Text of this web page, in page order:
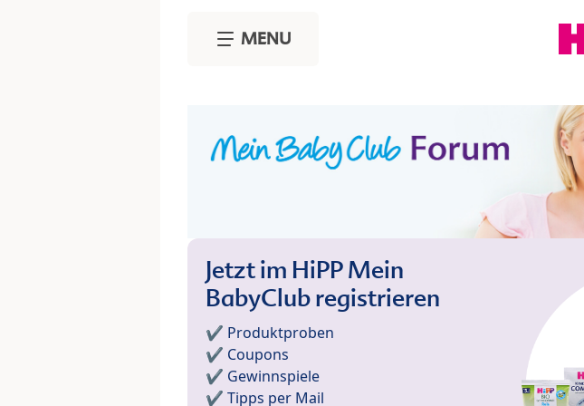
MENU
Jetzt im HiPP Mein
BabyClub registrieren
✔️ Produktproben
✔️ Coupons
✔️ Gewinnspiele
✔️ Tipps per Mail